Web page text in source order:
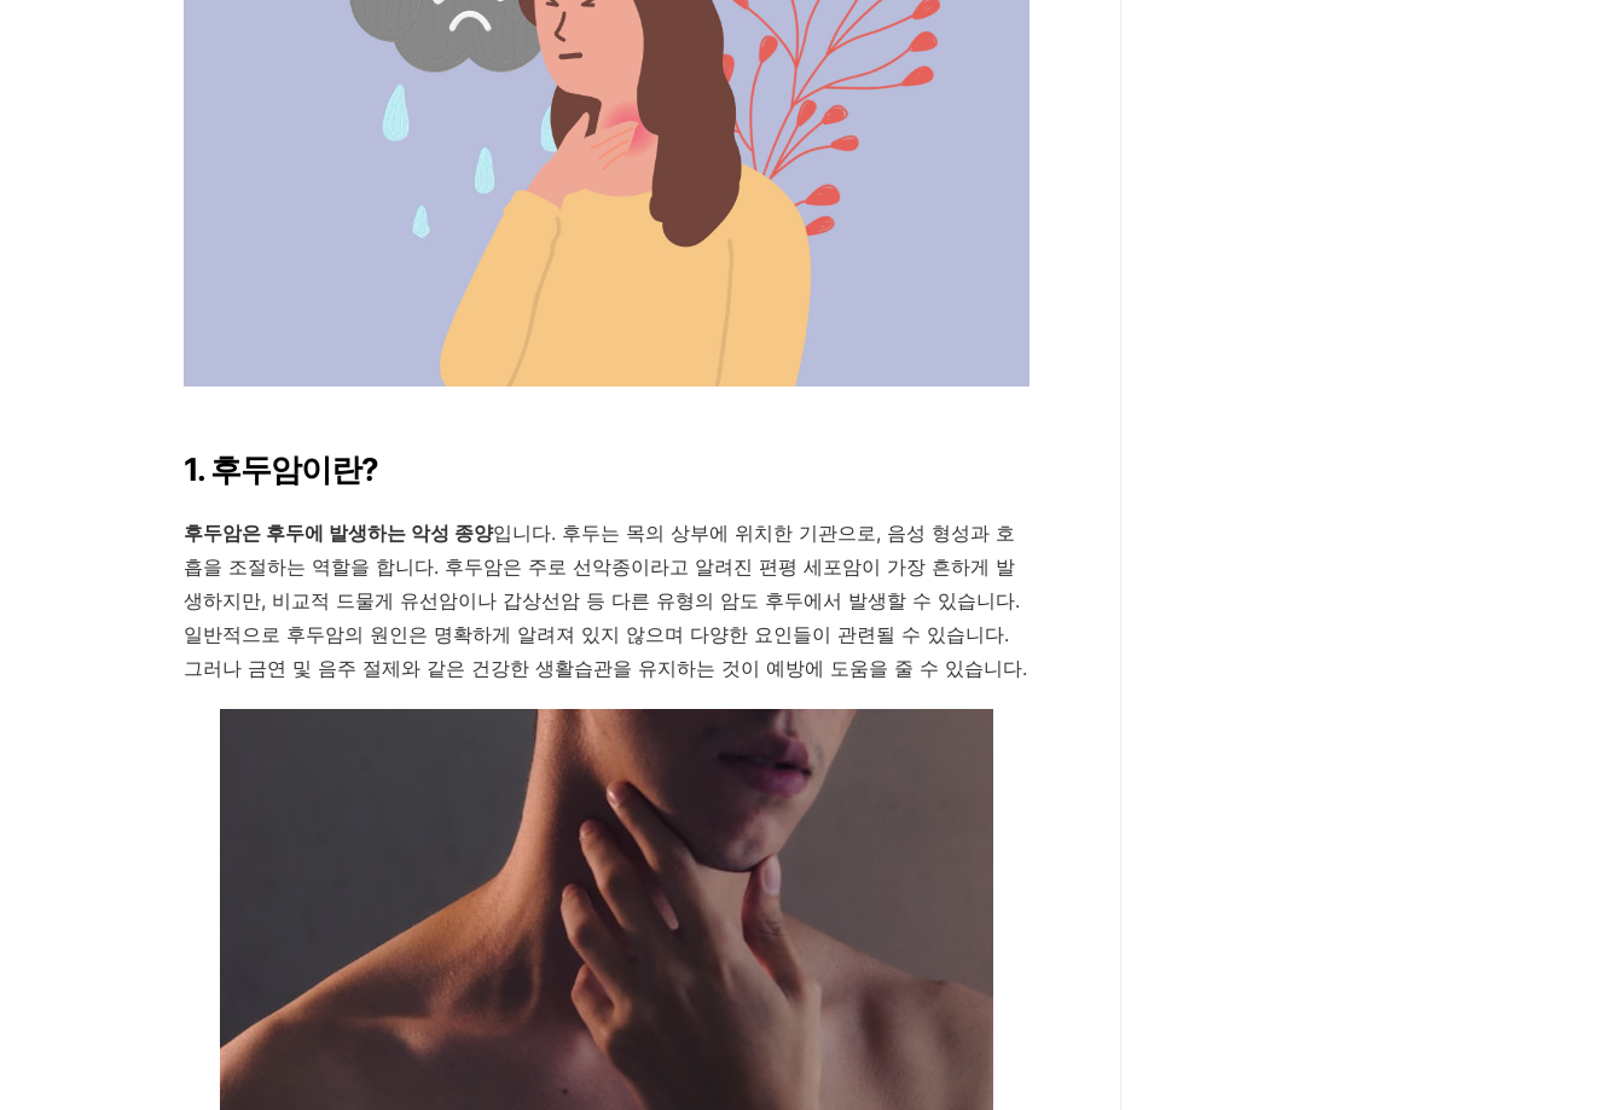
1. 후두암이란?
후두암은 후두에 발생하는 악성 종양입니다. 후두는 목의 상부에 위치한 기관으로, 음성 형성과 호
흡을 조절하는 역할을 합니다. 후두암은 주로 선악종이라고 알려진 편평 세포암이 가장 흔하게 발
생하지만, 비교적 드물게 유선암이나 갑상선암 등 다른 유형의 암도 후두에서 발생할 수 있습니다.
일반적으로 후두암의 원인은 명확하게 알려져 있지 않으며 다양한 요인들이 관련될 수 있습니다.
그러나 금연 및 음주 절제와 같은 건강한 생활습관을 유지하는 것이 예방에 도움을 줄 수 있습니다.